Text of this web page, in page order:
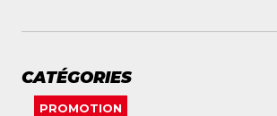
CATÉGORIES
PROMOTION